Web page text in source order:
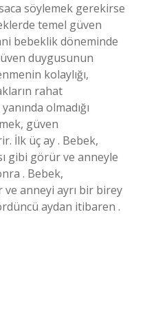
söylemek gerekirse
temel güven
bebeklik döneminde
duygusunun
kolaylığı,
rahat
olmadığı
güven
İlk üç ay . Bebek,
gibi görür ve anneyle
. Bebek,
ve anneyi ayrı bir birey
aydan itibaren .